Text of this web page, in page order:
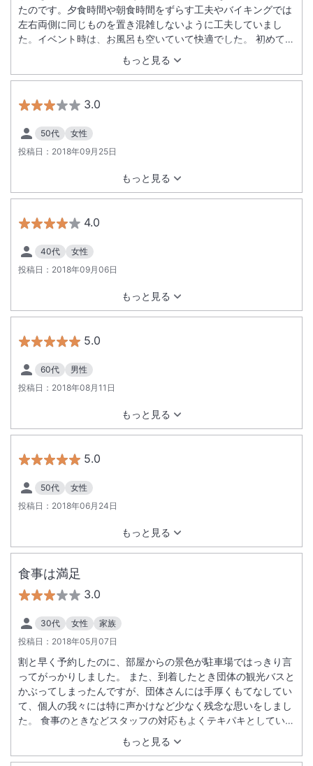
もっと見る
たのです。夕食時間や朝食時間をずらす工夫やバイキングでは
左右両側に同じものを置き混雑しないように工夫していまし
た。イベント時は、お風呂も空いていて快適でした。 初めてさ
んさ踊りを見ましたが、祭りの雰囲気を少しでも触れることが
3.0
50代
女性
投稿日： 2018年09月25日
もっと見る
4.0
40代
女性
投稿日： 2018年09月06日
もっと見る
5.0
60代
男性
投稿日： 2018年08月11日
もっと見る
5.0
50代
女性
投稿日： 2018年06月24日
もっと見る
食事は満足
3.0
30代 女性
家族
投稿日： 2018年05月07日
もっと見る
割と早く予約したのに、部屋からの景色が駐車場ではっきり言
ってがっかりしました。 また、到着したとき団体の観光バスと
かぶってしまったんですが、団体さんには手厚くもてなしてい
て、個人の我々には特に声かけなど少なく残念な思いをしまし
た。 食事のときなどスタッフの対応もよくテキパキとしていて
よかったです。 朝食のビュッフェ台は、混み合っていてとりづ
らく、配置をもっと考えたほうがいいと思います。